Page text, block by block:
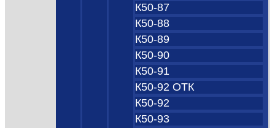
К50-87
К50-88
К50-89
К50-90
К50-91
К50-92 ОТК
К50-92
К50-93